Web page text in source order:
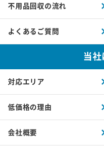
不用品回収の流れ
よくあるご質問
当
対応エリア
低価格の理由
会社概要